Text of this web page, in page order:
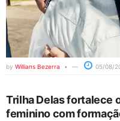
by Willians Bezerra 05/08/
Trilha Delas fortalece
feminino com